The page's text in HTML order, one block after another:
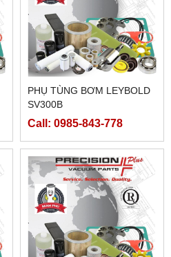
PHỤ TÙNG BƠM LEYBOLD
SV300B
Call: 0985-843-778